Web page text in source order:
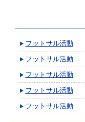
フットサル活動
フットサル活動
フットサル活動
フットサル活動
フットサル活動